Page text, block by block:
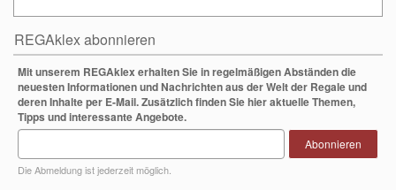
REGAklex abonnieren
Mit unserem REGAklex erhalten Sie in regelmäßigen Abständen die
neuesten Informationen und Nachrichten aus der Welt der Regale und
deren Inhalte per E-Mail. Zusätzlich finden Sie hier aktuelle Themen,
Tipps und interessante Angebote.
Die Abmeldung ist jederzeit möglich.
Abonnieren